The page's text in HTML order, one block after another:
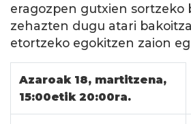
eragozpen gutxien sortzeko
zehazten dugu atari
etortzeko egokitzen zaion
Azaroak 18, martitzena,
15:00etik 20:00ra.